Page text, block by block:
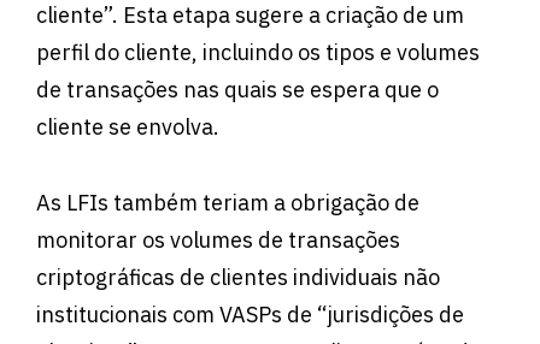
cliente”. Esta etapa sugere a criação de um
perfil do cliente, incluindo os tipos e volumes
de transações nas quais se espera que o
cliente se envolva.
As LFIs também teriam a obrigação de
monitorar os volumes de transações
criptográficas de clientes individuais não
institucionais com VASPs de “jurisdições de